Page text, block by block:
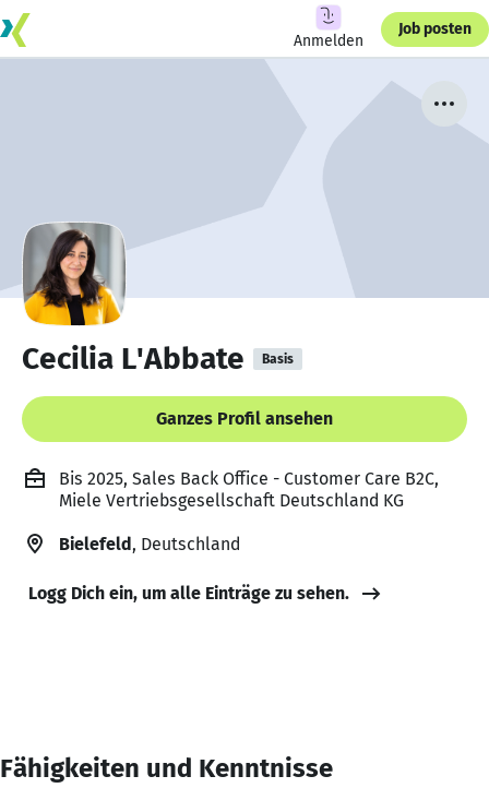
Anmelden
Job posten
Cecilia L'Abbate Basis
Ganzes Profil ansehen
Bis 2025, Sales Back Office - Customer Care B2C,
Miele Vertriebsgesellschaft Deutschland KG
Bielefeld, Deutschland
Logg Dich ein, um alle Einträge zu sehen.
Fähigkeiten und Kenntnisse